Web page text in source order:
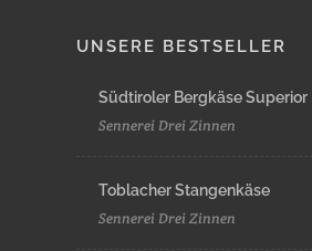
UNSERE BESTSELLER
Südtiroler Bergkäse Superior
Sennerei Drei Zinnen
Toblacher Stangenkäse
Sennerei Drei Zinnen